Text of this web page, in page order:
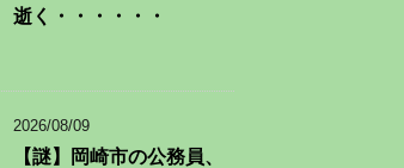
逝く・・・・・・
2026/08/09
【謎】岡崎市の公務員、